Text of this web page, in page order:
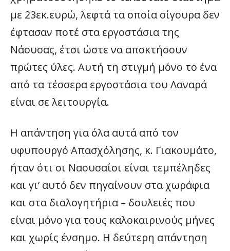
με 23εκ.ευρώ, λεφτά τα οποία σίγουρα δεν
έφτασαν ποτέ στα εργοστάσια της
Νάουσας, έτσι ώστε να αποκτήσουν
πρώτες ύλες. Αυτή τη στιγμή μόνο το ένα
από τα τέσσερα εργοστάσια του Λαναρά
είναι σε λειτουργία.
Η απάντηση για όλα αυτά από τον
υφυπουργό Απασχόλησης, κ. Γιακουμάτο,
ήταν ότι οι Ναουσαίοι είναι τεμπέληδες
και γι’ αυτό δεν πηγαίνουν στα χωράφια
και στα διαλογητήρια – δουλειές που
είναι μόνο για τους καλοκαιρινούς μήνες
και χωρίς ένσημο. Η δεύτερη απάντηση